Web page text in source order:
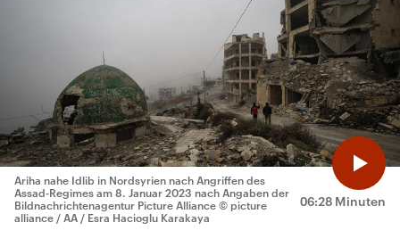
06:28 Minuten
Ariha nahe Idlib in Nordsyrien nach Angriffen des
Assad-Regimes am 8. Januar 2023 nach Angaben der
Bildnachrichtenagentur Picture Alliance © picture
alliance / AA / Esra Hacioglu Karakaya